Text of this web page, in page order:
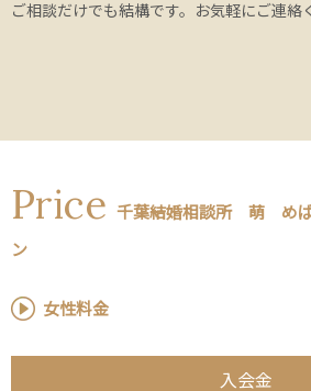
ご相談だけでも結構です。お気軽にご連絡
Price 千葉結婚相談所 萌 めば
ン
女性料金
入会金